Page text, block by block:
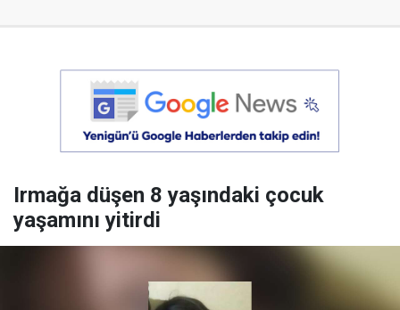
Irmağa düşen 8 yaşındaki çocuk
yaşamını yitirdi